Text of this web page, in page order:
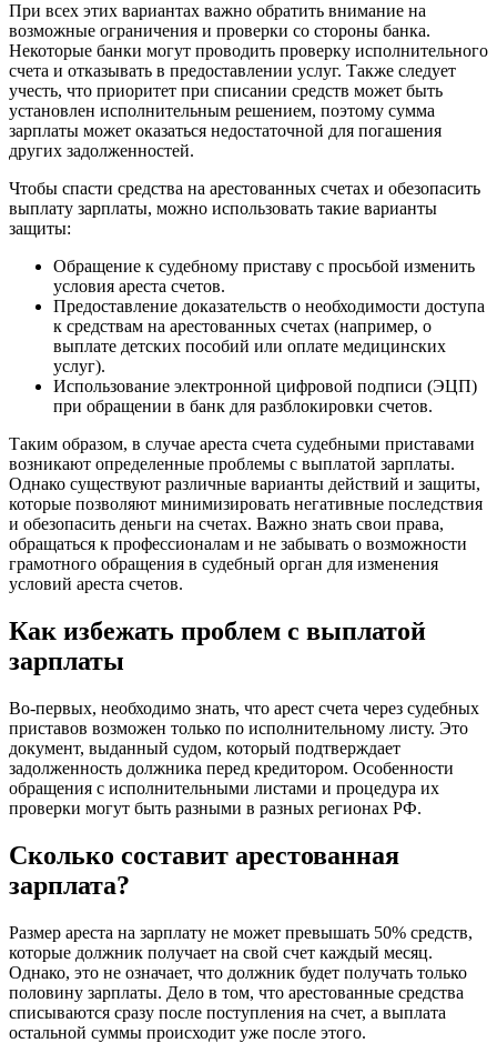
При всех этих вариантах важно обратить внимание на
возможные ограничения и проверки со стороны банка.
Некоторые банки могут проводить проверку исполнительного
счета и отказывать в предоставлении услуг. Также следует
учесть, что приоритет при списании средств может быть
установлен исполнительным решением, поэтому сумма
зарплаты может оказаться недостаточной для погашения
других задолженностей.
Чтобы спасти средства на арестованных счетах и обезопасить
выплату зарплаты, можно использовать такие варианты
защиты:
Обращение к судебному приставу с просьбой изменить
условия ареста счетов.
Предоставление доказательств о необходимости доступа
к средствам на арестованных счетах (например, о
выплате детских пособий или оплате медицинских
услуг).
Использование электронной цифровой подписи (ЭЦП)
при обращении в банк для разблокировки счетов.
Таким образом, в случае ареста счета судебными приставами
возникают определенные проблемы с выплатой зарплаты.
Однако существуют различные варианты действий и защиты,
которые позволяют минимизировать негативные последствия
и обезопасить деньги на счетах. Важно знать свои права,
обращаться к профессионалам и не забывать о возможности
грамотного обращения в судебный орган для изменения
условий ареста счетов.
Как избежать проблем с выплатой
зарплаты
Во-первых, необходимо знать, что арест счета через судебных
приставов возможен только по исполнительному листу. Это
документ, выданный судом, который подтверждает
задолженность должника перед кредитором. Особенности
обращения с исполнительными листами и процедура их
проверки могут быть разными в разных регионах РФ.
Сколько составит арестованная
зарплата?
Размер ареста на зарплату не может превышать 50% средств,
которые должник получает на свой счет каждый месяц.
Однако, это не означает, что должник будет получать только
половину зарплаты. Дело в том, что арестованные средства
списываются сразу после поступления на счет, а выплата
остальной суммы происходит уже после этого.